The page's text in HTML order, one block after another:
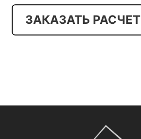
ЗАКАЗАТЬ РАСЧЕТ